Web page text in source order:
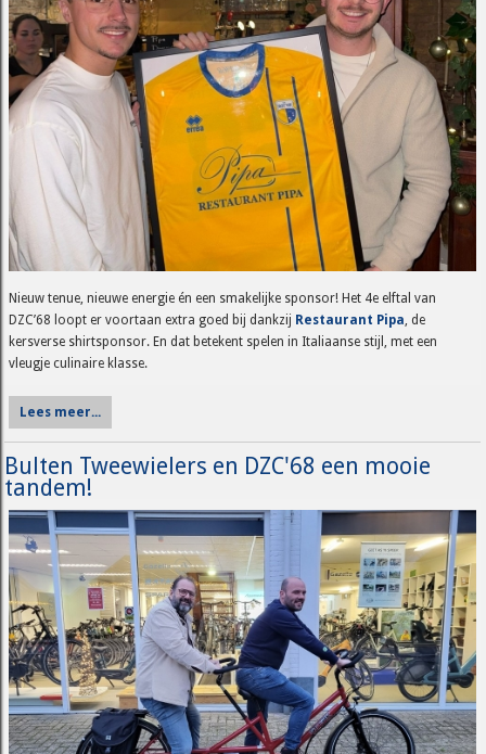
Nieuw tenue, nieuwe energie én een smakelijke sponsor! Het 4e elftal van
DZC’68 loopt er voortaan extra goed bij dankzij Restaurant Pipa , de
kersverse shirtsponsor. En dat betekent spelen in Italiaanse stijl, met een
vleugje culinaire klasse.
Lees meer...
Bulten Tweewielers en DZC'68 een mooie
tandem!